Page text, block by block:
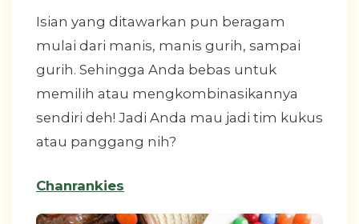
Isian yang ditawarkan pun beragam
mulai dari manis, manis gurih, sampai
gurih. Sehingga Anda bebas untuk
memilih atau mengkombinasikannya
sendiri deh! Jadi Anda mau jadi tim kukus
atau panggang nih?
Chanrankies